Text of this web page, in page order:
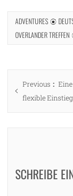
ADVENTURES
OVERLANDER TREFFEN
Previous
post:
Eine
flexible
SCHREIBE